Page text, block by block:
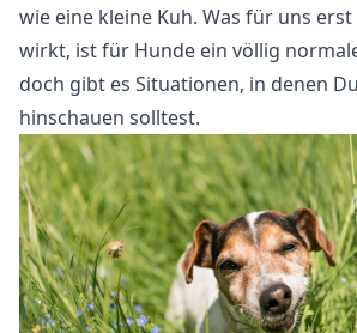
wie eine kleine Kuh. Was für uns
wirkt, ist für Hunde ein völlig
doch gibt es Situationen, in denen
hinschauen solltest.